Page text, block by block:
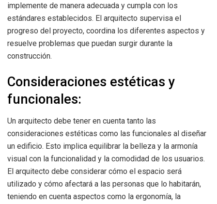
implemente de manera adecuada y cumpla con los
estándares establecidos. El arquitecto supervisa el
progreso del proyecto, coordina los diferentes aspectos y
resuelve problemas que puedan surgir durante la
construcción.
Consideraciones estéticas y
funcionales:
Un arquitecto debe tener en cuenta tanto las
consideraciones estéticas como las funcionales al diseñar
un edificio. Esto implica equilibrar la belleza y la armonía
visual con la funcionalidad y la comodidad de los usuarios.
El arquitecto debe considerar cómo el espacio será
utilizado y cómo afectará a las personas que lo habitarán,
teniendo en cuenta aspectos como la ergonomía, la